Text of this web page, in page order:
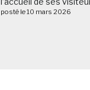
posté le 10 mars 2026